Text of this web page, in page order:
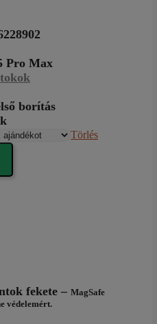
Pro Max
borítás
Törlés
fekete – MagSafe
védelemért.